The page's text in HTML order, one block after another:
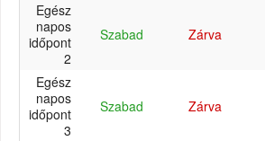
Egész
napos
időpont
2
Szabad Zárva
Egész
napos
időpont
3
Szabad Zárva